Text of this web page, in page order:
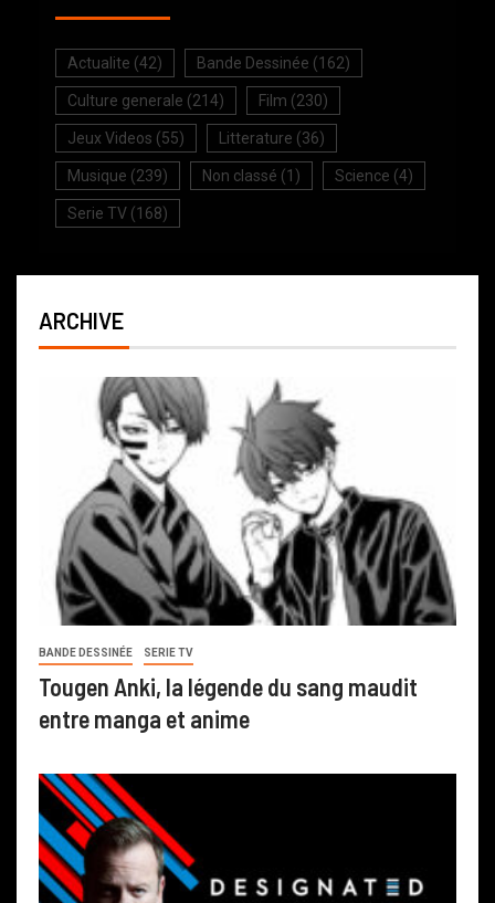
Actualite (42) Bande Dessinée (162)
Culture generale (214) Film (230)
Jeux Videos (55) Litterature (36)
Musique (239) Non classé (1) Science (4)
Serie TV (168)
ARCHIVE
BANDE DESSINÉE SERIE TV
Tougen Anki, la légende du sang maudit
entre manga et anime